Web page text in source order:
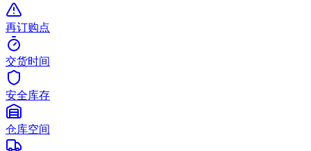
再订购点
交货时间
安全库存
仓库空间